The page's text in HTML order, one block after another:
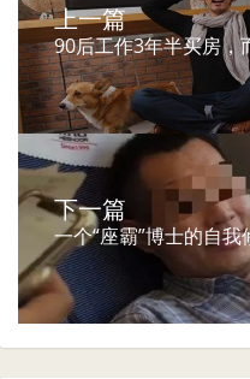
上一篇
90后工作3年半买房，
下一篇
一个“座霸”博士的自我